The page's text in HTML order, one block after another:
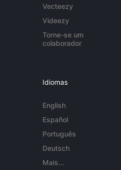
Vecteezy
Videezy
Torne-se um
colaborador
Idiomas
English
Español
Português
Deutsch
Mais...